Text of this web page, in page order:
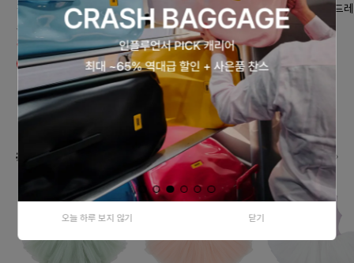
오늘 하루 보지 않기 닫기
핑크 화원 원피스
89,000원
80,100원
10% 할인
피오니 드레스(엘사화이
트)
199,000원
별빛 세레나데 드
석 화이트
168,000원
#데일리로 즐기는 발레코어 스타일 더보기